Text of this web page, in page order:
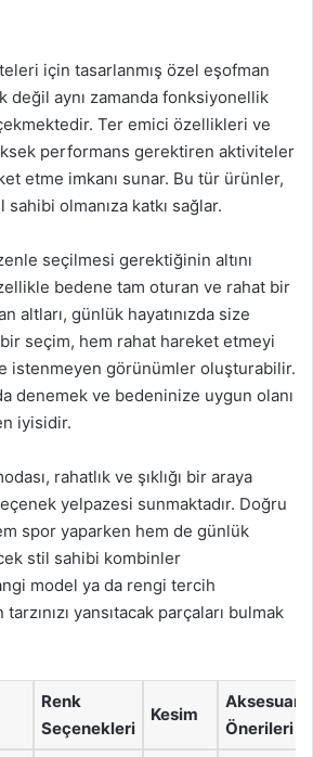
için tasarlanmış özel eşofman
değil aynı zamanda fonksiyonellik
Ter emici özellikleri ve
performans gerektiren aktiviteler
etme imkanı sunar. Bu tür ürünler,
olmanıza katkı sağlar.
seçilmesi gerektiğinin altını
bedene tam oturan ve rahat bir
altları, günlük hayatınızda size
seçim, hem rahat hareket etmeyi
istenmeyen görünümler oluşturabilir.
denemek ve bedeninize uygun olanı
iyisidir.
rahatlık ve şıklığı bir araya
yelpazesi sunmaktadır. Doğru
spor yaparken hem de günlük
stil sahibi kombinler
model ya da rengi tercih
yansıtacak parçaları bulmak
Renk
Seçenekleri
Kesim
Aksesuar
Önerileri